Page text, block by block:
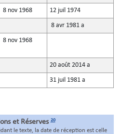
8 nov 1968 12 juil 1974
8 avr 1981 a
8 nov 1968
20 août 2014 a
31 juil 1981 a
et Réserves20
le texte, la date de réception est celle